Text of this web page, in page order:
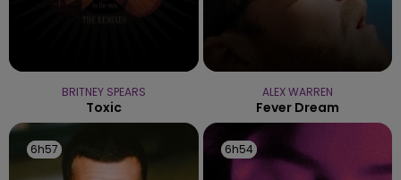
BRITNEY SPEARS
Toxic
ALEX WARREN
Fever Dream
6h57
6h57 6h54
6h54